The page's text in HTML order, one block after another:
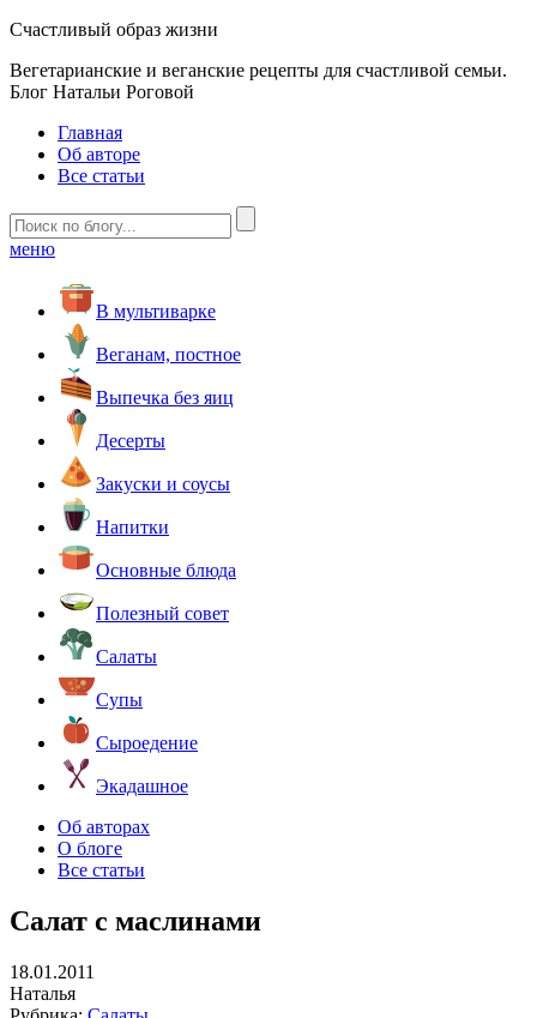
Счастливый образ жизни
Вегетарианские и веганские рецепты для счастливой семьи.
Блог Натальи Роговой
Главная
Об авторе
Все статьи
меню
В мультиварке
Веганам, постное
Выпечка без яиц
Десерты
Закуски и соусы
Напитки
Основные блюда
Полезный совет
Салаты
Супы
Сыроедение
Экадашное
Об авторах
О блоге
Все статьи
Салат с маслинами
18.01.2011
Наталья